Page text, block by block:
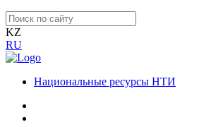
KZ
RU
Национальные ресурсы НТИ